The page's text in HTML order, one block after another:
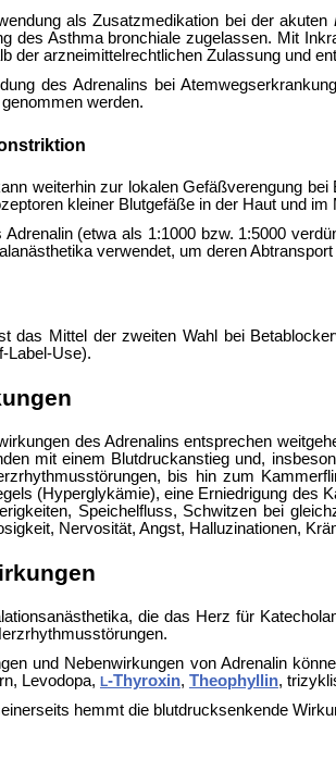
als Zusatzmedikation bei der akuten
des Asthma bronchiale zugelassen. Mit
der arzneimittelrechtlichen Zulassung und
des Adrenalins bei
werden.
weiterhin zur lokalen Gefäßverengung
kleiner Blutgefäße in der Haut und
Adrenalin (etwa als 1:1000 bzw. 1:5000
verwendet, um deren
das Mittel der zweiten Wahl bei
Label-Use).
des Adrenalins entsprechen
mit einem Blutdruckanstieg und,
bis hin zum
(Hyperglykämie), eine Erniedrigung des
Speichelfluss, Schwitzen bei
Nervosität, Angst, Halluzinationen,
die das Herz für
und Nebenwirkungen von Adrenalin
Levodopa, L-Thyroxin, Theophyllin,
hemmt die blutdrucksenkende